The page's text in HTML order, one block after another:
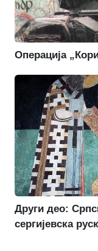
Операција
Други део:
сергијевска